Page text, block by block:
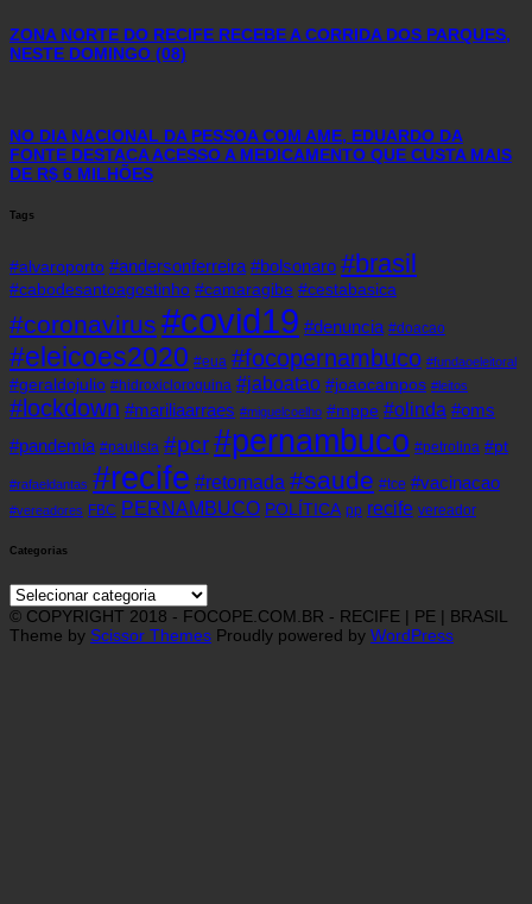
ZONA NORTE DO RECIFE RECEBE A CORRIDA DOS PARQUES,
NESTE DOMINGO (08)
NO DIA NACIONAL DA PESSOA COM AME, EDUARDO DA
FONTE DESTACA ACESSO A MEDICAMENTO QUE CUSTA MAIS
DE R$ 6 MILHÕES
Tags
#alvaroporto #andersonferreira #bolsonaro #brasil
#cabodesantoagostinho #camaragibe #cestabasica
#coronavirus #covid19 #denuncia #doacao
#eleicoes2020 #eua #focopernambuco #fundaoeleitoral
#geraldojulio #hidroxicloroquina #jaboatao #joaocampos #leitos
#lockdown #mariliaarraes #miguelcoelho #mppe #olinda #oms
#pandemia #paulista #pcr#pernambuco #petrolina #pt
#rafaeldantas #recife #retomada #saude #tce #vacinacao
#vereadores FBC PERNAMBUCO POLÍTICA pp recife vereador
Categorias
Categorias
© COPYRIGHT 2018 - FOCOPE.COM.BR - RECIFE | PE | BRASIL
Theme by Scissor Themes Proudly powered by WordPress